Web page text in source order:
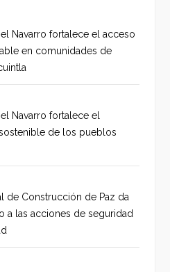
Navarro fortalece el acceso
en comunidades de
Navarro fortalece el
de los pueblos
de Construcción de Paz da
a las acciones de seguridad